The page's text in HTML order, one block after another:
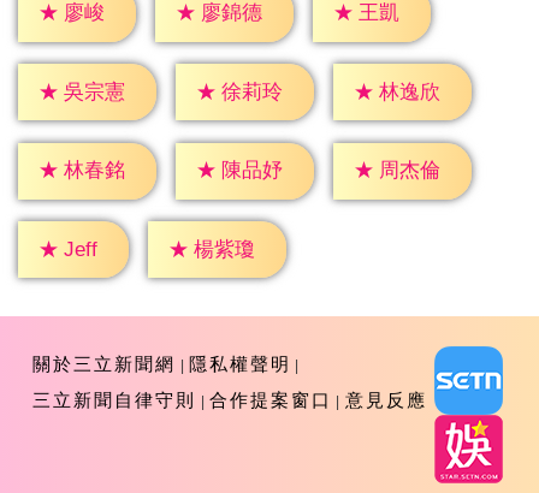
★ 廖峻 ★ 廖錦德 ★ 王凱
★ 吳宗憲 ★ 徐莉玲 ★ 林逸欣
★ 林春銘 ★ 陳品妤 ★ 周杰倫
★ Jeff ★ 楊紫瓊
關於三立新聞網
隱私權聲明
三立新聞自律守則
合作提案窗口 意見反應